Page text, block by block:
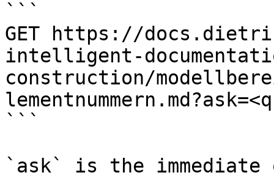
```
GET https://
intelligent-
construction/
```
`ask` is the